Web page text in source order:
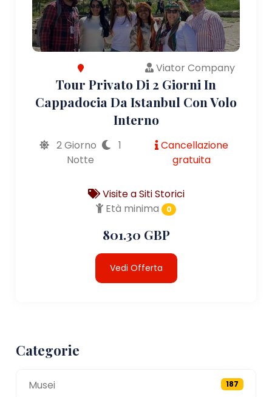
Viator Company
Tour Privato Di 2 Giorni In
Cappadocia Da Istanbul Con Volo
Interno
2 Giorno
1
Notte
Cancellazione
gratuita
Visite a Siti Storici
Età minima
0
801.30 GBP
Vedi Offerta
Categorie
Musei 187